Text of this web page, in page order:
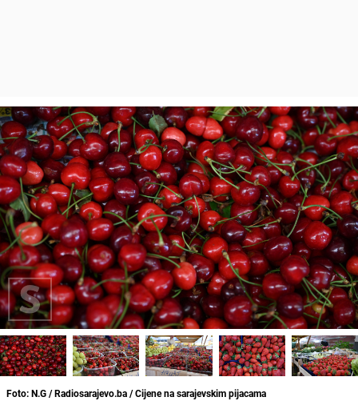
Foto: N.G / Radiosarajevo.ba / Cijene na sarajevskim pijacama